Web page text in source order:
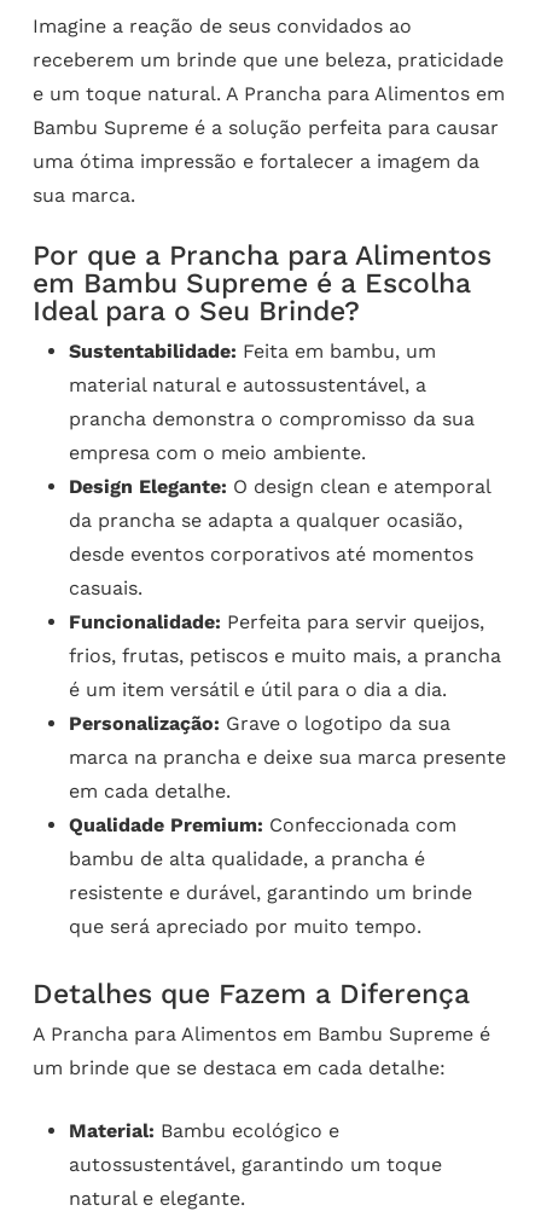
Imagine a reação de seus convidados ao
receberem um brinde que une beleza, praticidade
e um toque natural. A Prancha para Alimentos em
Bambu Supreme é a solução perfeita para causar
uma ótima impressão e fortalecer a imagem da
sua marca.
Por que a Prancha para Alimentos
em Bambu Supreme é a Escolha
Ideal para o Seu Brinde?
Sustentabilidade: Feita em bambu, um
material natural e autossustentável, a
prancha demonstra o compromisso da sua
empresa com o meio ambiente.
Design Elegante: O design clean e atemporal
da prancha se adapta a qualquer ocasião,
desde eventos corporativos até momentos
casuais.
Funcionalidade: Perfeita para servir queijos,
frios, frutas, petiscos e muito mais, a prancha
é um item versátil e útil para o dia a dia.
Personalização: Grave o logotipo da sua
marca na prancha e deixe sua marca presente
em cada detalhe.
Qualidade Premium: Confeccionada com
bambu de alta qualidade, a prancha é
resistente e durável, garantindo um brinde
que será apreciado por muito tempo.
Detalhes que Fazem a Diferença
A Prancha para Alimentos em Bambu Supreme é
um brinde que se destaca em cada detalhe:
Material: Bambu ecológico e
autossustentável, garantindo um toque
natural e elegante.